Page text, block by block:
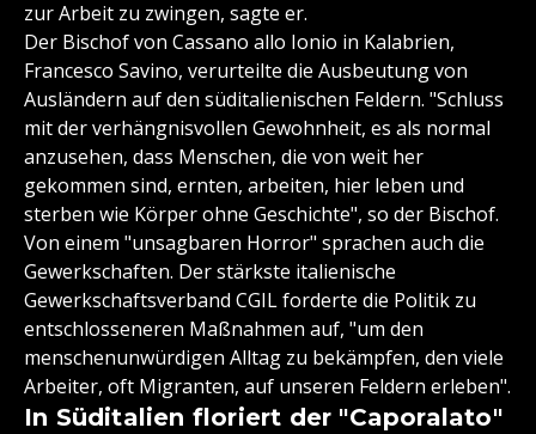
zur Arbeit zu zwingen, sagte er.
Der Bischof von Cassano allo Ionio in Kalabrien,
Francesco Savino, verurteilte die Ausbeutung von
Ausländern auf den süditalienischen Feldern. "Schluss
mit der verhängnisvollen Gewohnheit, es als normal
anzusehen, dass Menschen, die von weit her
gekommen sind, ernten, arbeiten, hier leben und
sterben wie Körper ohne Geschichte", so der Bischof.
Von einem "unsagbaren Horror" sprachen auch die
Gewerkschaften. Der stärkste italienische
Gewerkschaftsverband CGIL forderte die Politik zu
entschlosseneren Maßnahmen auf, "um den
menschenunwürdigen Alltag zu bekämpfen, den viele
Arbeiter, oft Migranten, auf unseren Feldern erleben".
In Süditalien floriert der "Caporalato"